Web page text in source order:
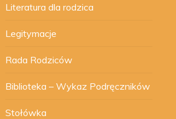
Literatura dla rodzica
Legitymacje
Rada Rodziców
Biblioteka – Wykaz Podręczników
Stołówka